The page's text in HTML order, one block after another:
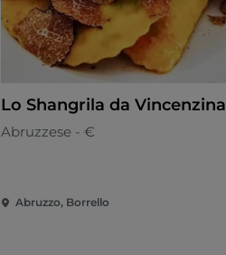
Lo Shangrila da Vincenzina
Abruzzese - €
Abruzzo, Borrello